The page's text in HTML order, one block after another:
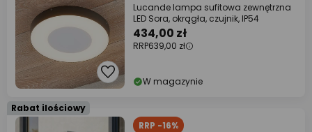
Lucande lampa sufitowa zewnętrzna
LED Sora, okrągła, czujnik, IP54
434,00 zł
RRP639,00 zł
W magazynie
Rabat ilościowy
RRP -16%